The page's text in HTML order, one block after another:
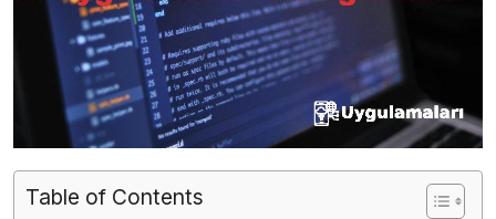
Table of Contents